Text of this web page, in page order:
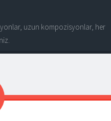
uzun kompozisyonlar, her